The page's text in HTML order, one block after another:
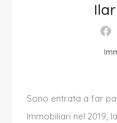
Sono entrata a far
Immobiliari nel 2019,